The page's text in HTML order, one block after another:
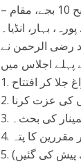
ڈیجیٹل ہندی ڈیلی کے مشترکہ زیراہتمام، مورخہ 22 دسمبر 2023۔ ، دن – جمعہ، وقت صبح 10 بجے، مقام –
بہار، انڈیا۔
رضی الرحمن نے
پہلے اجلاس میں
جلا کر افتتاح
کی عزت کرنا
کی بحث۔
مقررین کا پتہ
پیش کی گئیں)